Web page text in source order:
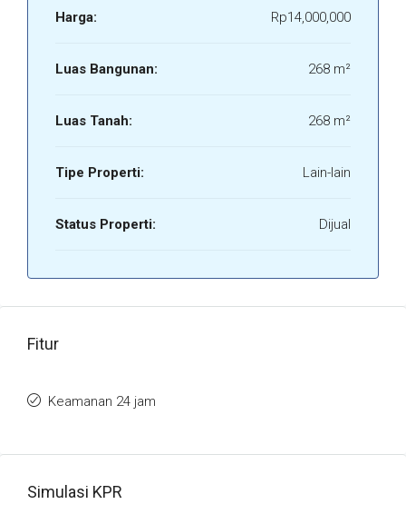
Harga: Rp14,000,000
Luas Bangunan: 268 m²
Luas Tanah: 268 m²
Tipe Properti: Lain-lain
Status Properti: Dijual
Fitur
Keamanan 24 jam
Simulasi KPR